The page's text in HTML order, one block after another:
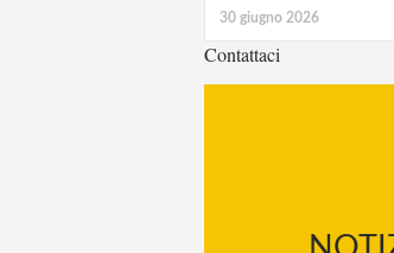
30 giugno 2026
Contattaci